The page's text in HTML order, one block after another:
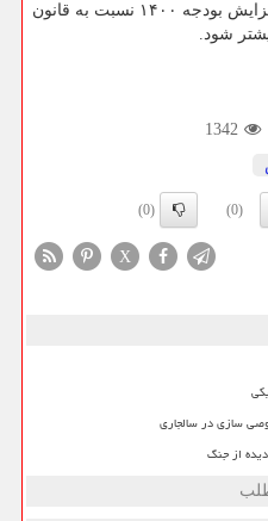
مجلس مطرح است شاید درصد افزایش بودجه ۱۴۰۰ نسبت به قانون
1342
(0)
(0)
X
سازی در سالجاری
دیده از جنگ